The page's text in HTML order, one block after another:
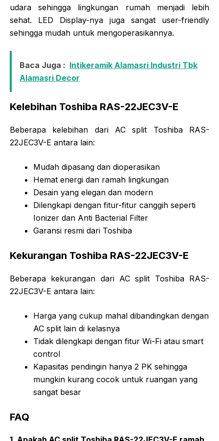
udara sehingga lingkungan rumah menjadi lebih
sehat. LED Display-nya juga sangat user-friendly
sehingga mudah untuk mengoperasikannya.
Baca Juga : Intikeramik Alamasri Industri Tbk
Alamasri Decor
Kelebihan Toshiba RAS-22JEC3V-E
Beberapa kelebihan dari AC split Toshiba RAS-
22JEC3V-E antara lain:
Mudah dipasang dan dioperasikan
Hemat energi dan ramah lingkungan
Desain yang elegan dan modern
Dilengkapi dengan fitur-fitur canggih seperti
Ionizer dan Anti Bacterial Filter
Garansi resmi dari Toshiba
Kekurangan Toshiba RAS-22JEC3V-E
Beberapa kekurangan dari AC split Toshiba RAS-
22JEC3V-E antara lain:
Harga yang cukup mahal dibandingkan dengan
AC split lain di kelasnya
Tidak dilengkapi dengan fitur Wi-Fi atau smart
control
Kapasitas pendingin hanya 2 PK sehingga
mungkin kurang cocok untuk ruangan yang
sangat besar
FAQ